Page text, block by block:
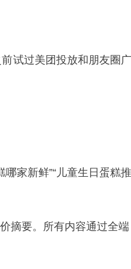
试过美团投放和朋友圈广
家新鲜”“儿童生日蛋糕推
摘要。所有内容通过全端